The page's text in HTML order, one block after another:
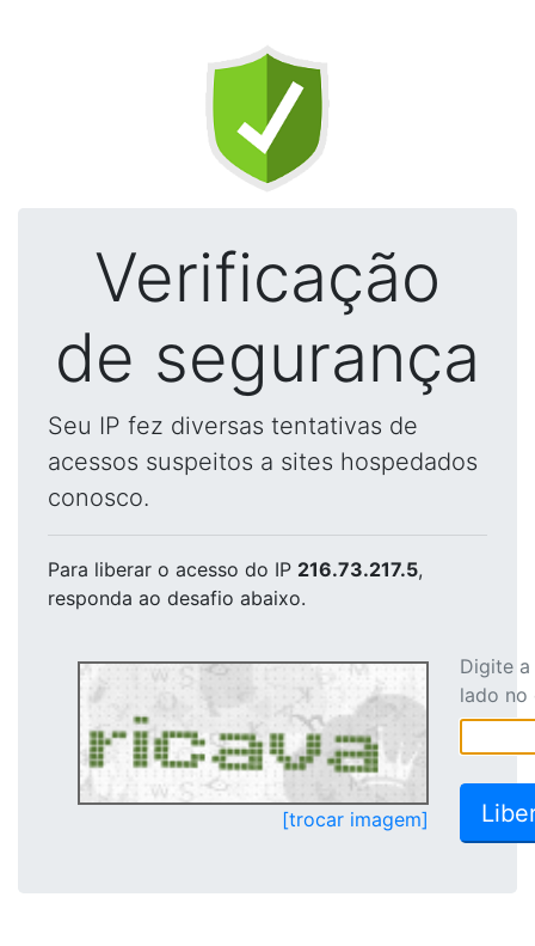
Verificação
de segurança
Seu IP fez diversas tentativas de
acessos suspeitos a sites hospedados
conosco.
Para liberar o acesso do IP 216.73.217.5,
responda ao desafio abaixo.
[trocar imagem]
Digite
lado no